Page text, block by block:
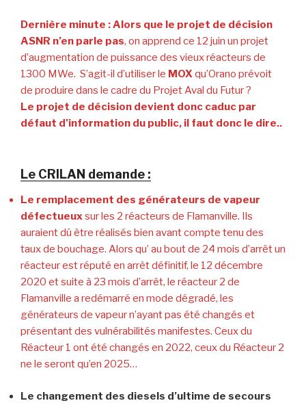
Dernière minute :Alors que le projet de décision
ASNR n’en parle pas, on apprend ce 12 juin un projet
d’augmentation de puissance des vieux réacteurs de
1300 MWe. S’agit-il d’utiliser le MOXqu’Orano prévoit
de produire dans le cadre du Projet Aval du Futur ?
Le projet de décision devient donc caduc par
défaut d’information du public, il faut donc le dire..
Le CRILAN demande :
Le remplacement des générateurs de vapeur
défectueuxsur les 2 réacteurs de Flamanville. Ils
auraient dû être réalisés bien avant compte tenu des
taux de bouchage. Alors qu’ au bout de 24 mois d’arrêt un
réacteur est réputé en arrêt définitif, le 12 décembre
2020 et suite à 23 mois d’arrêt, le réacteur 2 de
Flamanville a redémarré en mode dégradé, les
générateurs de vapeur n’ayant pas été changés et
présentant des vulnérabilités manifestes. Ceux du
Réacteur 1 ont été changés en 2022, ceux du Réacteur 2
ne le seront qu’en 2025…
Le changement des diesels d’ultime de secours